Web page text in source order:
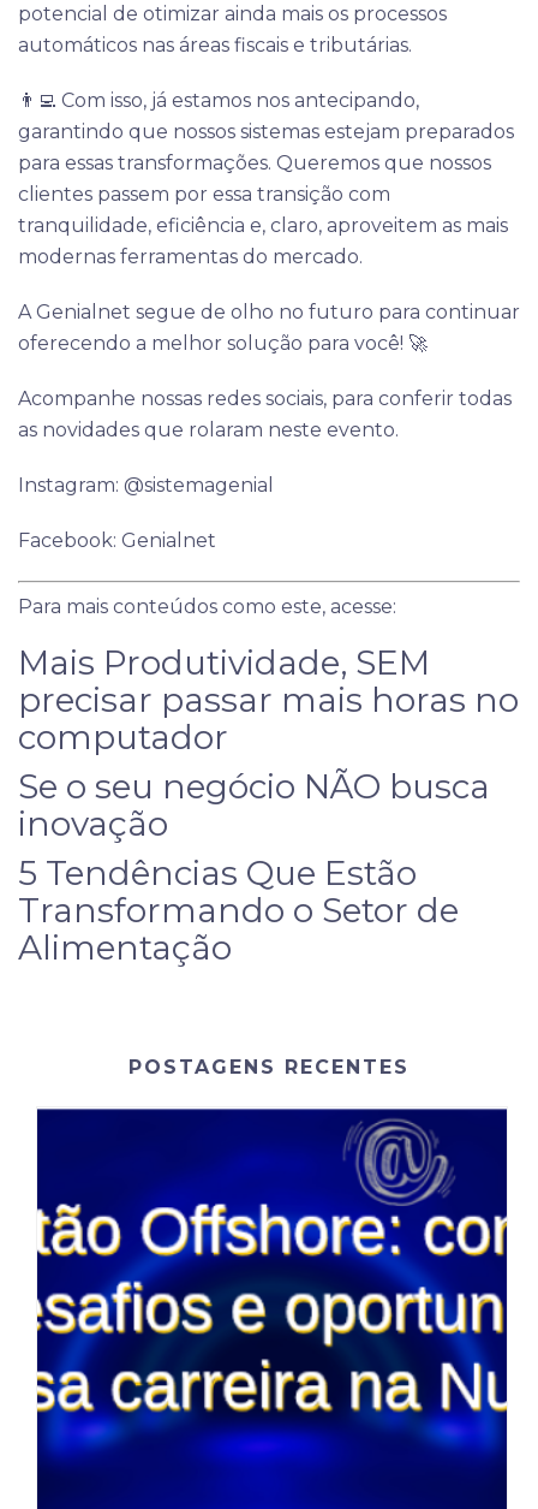
potencial de otimizar ainda mais os processos
automáticos nas áreas fiscais e tributárias.
👨‍💻 Com isso, já estamos nos antecipando,
garantindo que nossos sistemas estejam preparados
para essas transformações. Queremos que nossos
clientes passem por essa transição com
tranquilidade, eficiência e, claro, aproveitem as mais
modernas ferramentas do mercado.
A Genialnet segue de olho no futuro para continuar
oferecendo a melhor solução para você! 🚀
Acompanhe nossas redes sociais, para conferir todas
as novidades que rolaram neste evento.
Instagram: @sistemagenial
Facebook: Genialnet
Para mais conteúdos como este, acesse:
Mais Produtividade, SEM
precisar passar mais horas no
computador
Se o seu negócio NÃO busca
inovação
5 Tendências Que Estão
Transformando o Setor de
Alimentação
POSTAGENS RECENTES